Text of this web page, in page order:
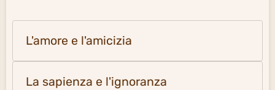
L'amore e l'amicizia
La sapienza e l'ignoranza